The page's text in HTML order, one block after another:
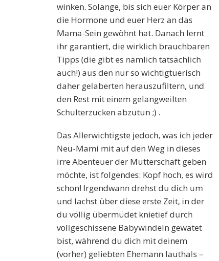
winken. Solange, bis sich euer Körper an
die Hormone und euer Herz an das
Mama-Sein gewöhnt hat. Danach lernt
ihr garantiert, die wirklich brauchbaren
Tipps (die gibt es nämlich tatsächlich
auch!) aus den nur so wichtigtuerisch
daher gelaberten herauszufiltern, und
den Rest mit einem gelangweilten
Schulterzucken abzutun ;) .
Das Allerwichtigste jedoch, was ich jeder
Neu-Mami mit auf den Weg in dieses
irre Abenteuer der Mutterschaft geben
möchte, ist folgendes: Kopf hoch, es wird
schon! Irgendwann drehst du dich um
und lachst über diese erste Zeit, in der
du völlig übermüdet knietief durch
vollgeschissene Babywindeln gewatet
bist, während du dich mit deinem
(vorher) geliebten Ehemann lauthals –